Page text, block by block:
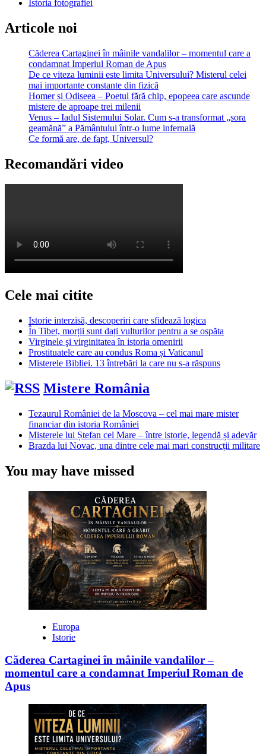
Istoria fotografiei
Articole noi
Căderea Cartaginei în mâinile vandalilor – momentul care a
condamnat Imperiul Roman de Apus
De ce viteza luminii este limita Universului? Misterul celei
mai importante constante din fizică
Homer și Odiseea – Poetul fără chip, epopeea care ascunde
mistere de aproape trei milenii
Venus – Iadul Sistemului Solar. Cum s-a transformat „sora
geamănă” a Pământului într-o lume infernală
Ce formă are, de fapt, Universul?
Recomandări video
Cele mai citite
Istorie interzisă, descoperiri care sfidează logica
În Tibet, morții sunt dați vulturilor pentru a se ospăta
Virginele şi virginitatea în istoria omenirii
Prostituatele care au condus Roma și Vaticanul
Misterele Bibliei. 13 întrebări la care nu s-a răspuns
Mistere România
Tezaurul României de la Moscova – cel mai mare mister
financiar din istoria României
Misterele lui Ștefan cel Mare – între istorie, legendă și adevăr
Brazda lui Novac, una dintre cele mai mari construcții militare
You may have missed
Europa
Istorie
Căderea Cartaginei în mâinile vandalilor –
momentul care a condamnat Imperiul Roman de
Apus